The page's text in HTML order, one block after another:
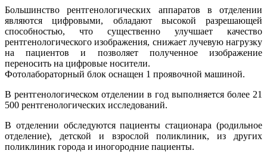
Большинство рентгенологических аппаратов в отделении
являются цифровыми, обладают высокой разрешающей
способностью, что существенно улучшает качество
рентгенологического изображения, снижает лучевую нагрузку
на пациентов и позволяет полученное изображение
переносить на цифровые носители.
Фотолабораторный блок оснащен 1 проявочной машиной.
В рентгенологическом отделении в год выполняется более 21
500 рентгенологических исследований.
В отделении обследуются пациенты стационара (родильное
отделение), детской и взрослой поликлиник, из других
поликлиник города и иногородние пациенты.